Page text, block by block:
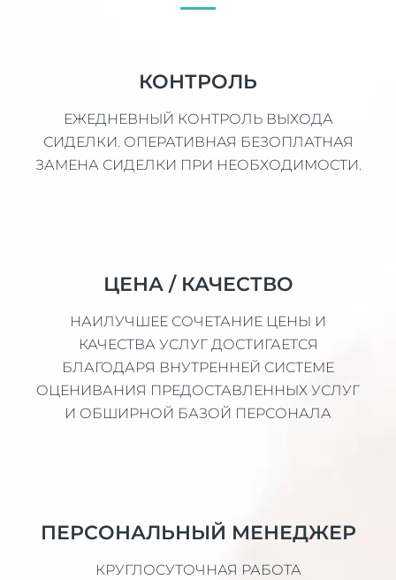
КОНТРОЛЬ
ЕЖЕДНЕВНЫЙ КОНТРОЛЬ ВЫХОДА
СИДЕЛКИ. ОПЕРАТИВНАЯ БЕЗОПЛАТНАЯ
ЗАМЕНА СИДЕЛКИ ПРИ НЕОБХОДИМОСТИ.
ЦЕНА / КАЧЕСТВО
НАИЛУЧШЕЕ СОЧЕТАНИЕ ЦЕНЫ И
КАЧЕСТВА УСЛУГ ДОСТИГАЕТСЯ
БЛАГОДАРЯ ВНУТРЕННЕЙ СИСТЕМЕ
ОЦЕНИВАНИЯ ПРЕДОСТАВЛЕННЫХ УСЛУГ
И ОБШИРНОЙ БАЗОЙ ПЕРСОНАЛА
ПЕРСОНАЛЬНЫЙ МЕНЕДЖЕР
КРУГЛОСУТОЧНАЯ РАБОТА